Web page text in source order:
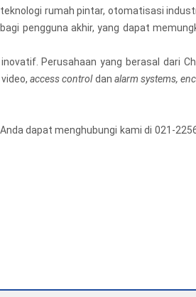
rumah pintar, otomatisasi
pengguna akhir, yang dapat
Perusahaan yang berasal dari
access controldan alarm systems,
dapat menghubungi kami di 021-